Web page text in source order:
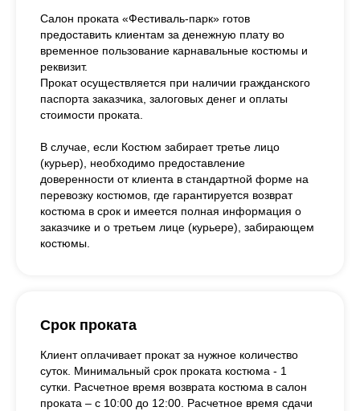
Салон проката «Фестиваль-парк» готов
предоставить клиентам за денежную плату во
временное пользование карнавальные костюмы и
реквизит.
Прокат осуществляется при наличии гражданского
паспорта заказчика, залоговых денег и оплаты
стоимости проката.
В случае, если Костюм забирает третье лицо
(курьер), необходимо предоставление
доверенности от клиента в стандартной форме на
перевозку костюмов, где гарантируется возврат
костюма в срок и имеется полная информация о
заказчике и о третьем лице (курьере), забирающем
костюмы.
Срок проката
Клиент оплачивает прокат за нужное количество
суток. Минимальный срок проката костюма - 1
сутки. Расчетное время возврата костюма в салон
проката – с 10:00 до 12:00. Расчетное время сдачи